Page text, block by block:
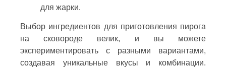
для жарки.
Выбор ингредиентов для приготовления пирога
на сковороде велик, и вы можете
экспериментировать с разными вариантами,
создавая уникальные вкусы и комбинации.